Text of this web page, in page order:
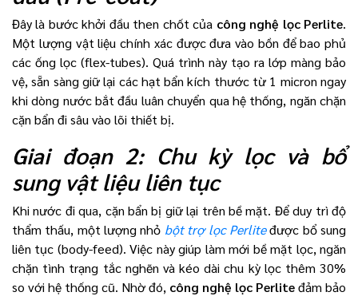
Đây là bước khởi đầu then chốt của công nghệ lọc Perlite.
Một lượng vật liệu chính xác được đưa vào bồn để bao phủ
các ống lọc (flex-tubes). Quá trình này tạo ra lớp màng bảo
vệ, sẵn sàng giữ lại các hạt bẩn kích thước từ 1 micron ngay
khi dòng nước bắt đầu luân chuyển qua hệ thống, ngăn chặn
cặn bẩn đi sâu vào lõi thiết bị.
Giai đoạn 2: Chu kỳ lọc và bổ
sung vật liệu liên tục
Khi nước đi qua, cặn bẩn bị giữ lại trên bề mặt. Để duy trì độ
thẩm thấu, một lượng nhỏ bột trợ lọc Perliteđược bổ sung
liên tục (body-feed). Việc này giúp làm mới bề mặt lọc, ngăn
chặn tình trạng tắc nghẽn và kéo dài chu kỳ lọc thêm 30%
so với hệ thống cũ. Nhờ đó, công nghệ lọc Perliteđảm bảo